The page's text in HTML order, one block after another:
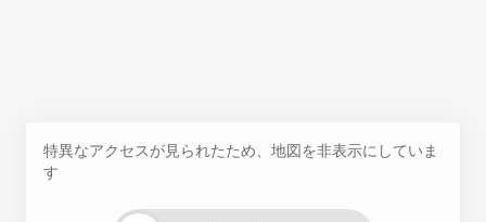
特異なアクセスが見られたため、地図を非表示にしていま
す